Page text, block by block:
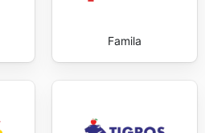
Famila